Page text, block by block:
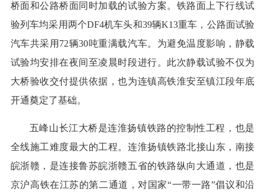
桥面和公路桥面同时加载的试验方案。铁路面上下行线试
验列车均采用两个DF4机车头和39辆K13重车，公路面试验
汽车共采用72辆30吨重满载汽车。为避免温度影响，静载
试验均安排在夜间至凌晨时段进行。此次静载试验不仅为
大桥验收交付提供依据，也为连镇高铁淮安至镇江段年底
开通奠定了基础。
五峰山长江大桥是连淮扬镇铁路的控制性工程，也是
全线施工难度最大的工程。连淮扬镇铁路北接山东，南接
皖浙赣，是连接鲁苏皖浙赣五省的铁路纵向大通道，也是
京沪高铁在江苏的第二通道，对国家“一带一路”倡议和沿